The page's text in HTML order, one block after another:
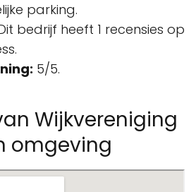
parking.
bedrijf heeft 1 recensies op
5/5.
Wijkvereniging
omgeving